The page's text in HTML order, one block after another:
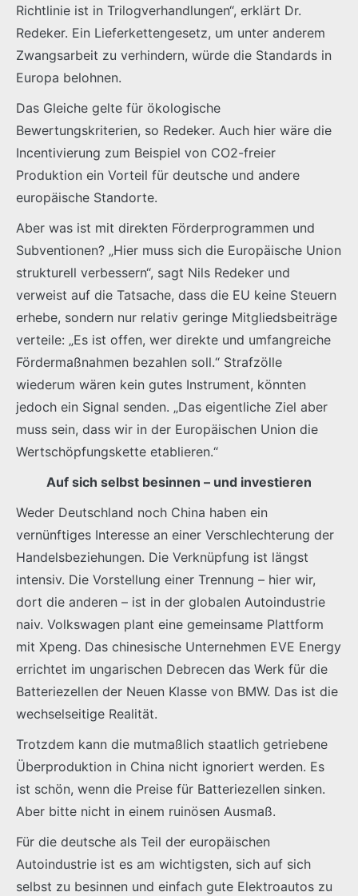
Richtlinie ist in Trilogverhandlungen“, erklärt Dr.
Redeker. Ein Lieferkettengesetz, um unter anderem
Zwangsarbeit zu verhindern, würde die Standards in
Europa belohnen.
Das Gleiche gelte für ökologische
Bewertungskriterien, so Redeker. Auch hier wäre die
Incentivierung zum Beispiel von CO2-freier
Produktion ein Vorteil für deutsche und andere
europäische Standorte.
Aber was ist mit direkten Förderprogrammen und
Subventionen? „Hier muss sich die Europäische Union
strukturell verbessern“, sagt Nils Redeker und
verweist auf die Tatsache, dass die EU keine Steuern
erhebe, sondern nur relativ geringe Mitgliedsbeiträge
verteile: „Es ist offen, wer direkte und umfangreiche
Fördermaßnahmen bezahlen soll.“ Strafzölle
wiederum wären kein gutes Instrument, könnten
jedoch ein Signal senden. „Das eigentliche Ziel aber
muss sein, dass wir in der Europäischen Union die
Wertschöpfungskette etablieren.“
Auf sich selbst besinnen – und investieren
Weder Deutschland noch China haben ein
vernünftiges Interesse an einer Verschlechterung der
Handelsbeziehungen. Die Verknüpfung ist längst
intensiv. Die Vorstellung einer Trennung – hier wir,
dort die anderen – ist in der globalen Autoindustrie
naiv. Volkswagen plant eine gemeinsame Plattform
mit Xpeng. Das chinesische Unternehmen EVE Energy
errichtet im ungarischen Debrecen das Werk für die
Batteriezellen der Neuen Klasse von BMW. Das ist die
wechselseitige Realität.
Trotzdem kann die mutmaßlich staatlich getriebene
Überproduktion in China nicht ignoriert werden. Es
ist schön, wenn die Preise für Batteriezellen sinken.
Aber bitte nicht in einem ruinösen Ausmaß.
Für die deutsche als Teil der europäischen
Autoindustrie ist es am wichtigsten, sich auf sich
selbst zu besinnen und einfach gute Elektroautos zu